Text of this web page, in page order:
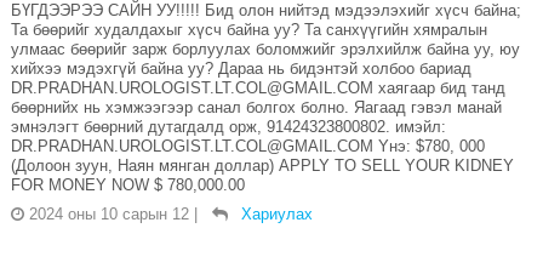
БҮГДЭЭРЭЭ САЙН УУ!!!!! Бид олон нийтэд мэдээлэхийг хүсч байна;
Та бөөрийг худалдахыг хүсч байна уу? Та санхүүгийн хямралын
улмаас бөөрийг зарж борлуулах боломжийг эрэлхийлж байна уу, юу
хийхээ мэдэхгүй байна уу? Дараа нь бидэнтэй холбоо бариад
DR.PRADHAN.UROLOGIST.LT.COL@GMAIL.COM хаягаар бид танд
бөөрнийх нь хэмжээгээр санал болгох болно. Яагаад гэвэл манай
эмнэлэгт бөөрний дутагдалд орж, 91424323800802. имэйл:
DR.PRADHAN.UROLOGIST.LT.COL@GMAIL.COM Yнэ: $780, 000
(Долоон зуун, Наян мянган доллар) APPLY TO SELL YOUR KIDNEY
FOR MONEY NOW $ 780,000.00
2024 оны 10 сарын 12
Хариулах